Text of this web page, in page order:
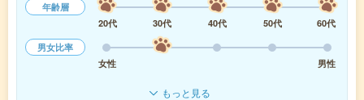
年齢層
20代
30代 40代 50代
60代
男女比率
女性
男性
もっと見る